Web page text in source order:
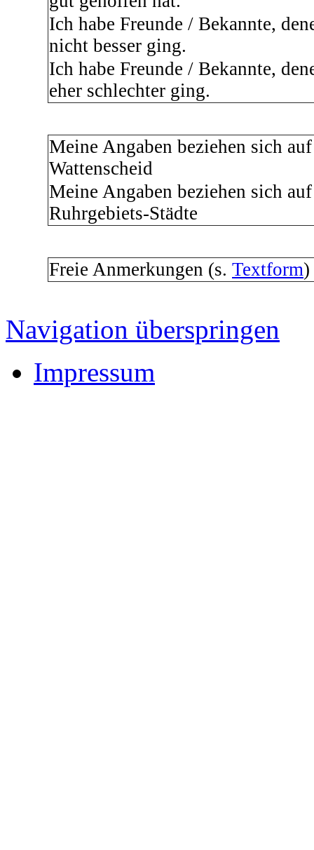
Ich habe Freunde / Bekannte,
nicht besser ging.
Ich habe Freunde / Bekannte,
eher schlechter ging.
Meine Angaben beziehen sich
Wattenscheid
Meine Angaben beziehen sich
Ruhrgebiets-Städte
Freie Anmerkungen (s. Textform)
Navigation überspringen
Impressum